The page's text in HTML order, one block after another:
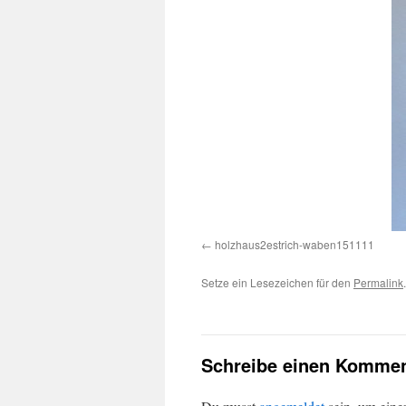
holzhaus2estrich-waben151111
Setze ein Lesezeichen für den Permalink.
Schreibe einen